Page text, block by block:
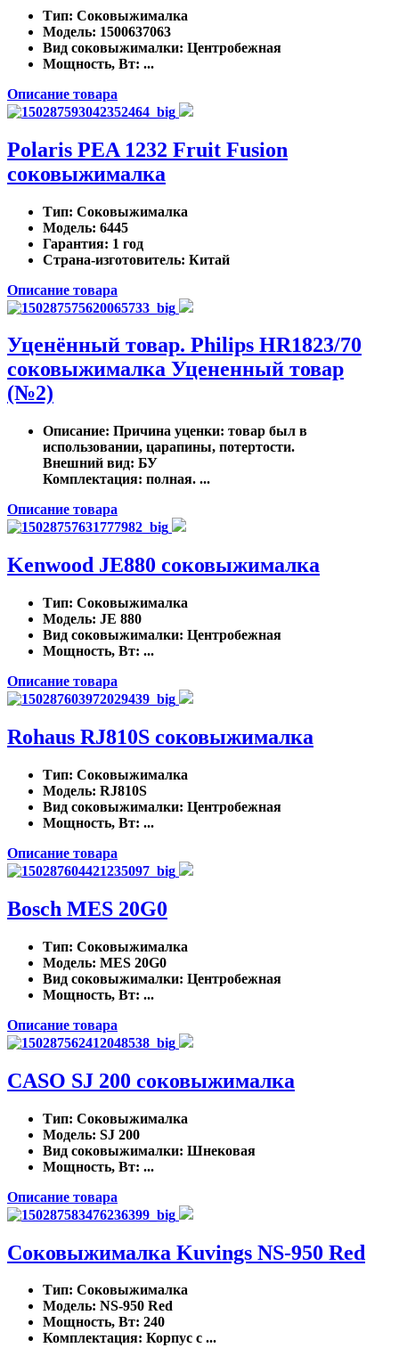
Тип: Соковыжималка
Модель: 1500637063
Вид соковыжималки: Центробежная
Мощность, Вт: ...
Описание товара
Polaris PEA 1232 Fruit Fusion
соковыжималка
Тип: Соковыжималка
Модель: 6445
Гарантия: 1 год
Страна-изготовитель: Китай
Описание товара
Уценённый товар. Philips HR1823/70
соковыжималка Уцененный товар
(№2)
Описание: Причина уценки: товар был в
использовании, царапины, потертости.
Внешний вид: БУ
Комплектация: полная. ...
Описание товара
Kenwood JE880 соковыжималка
Тип: Соковыжималка
Модель: JE 880
Вид соковыжималки: Центробежная
Мощность, Вт: ...
Описание товара
Rohaus RJ810S соковыжималка
Тип: Соковыжималка
Модель: RJ810S
Вид соковыжималки: Центробежная
Мощность, Вт: ...
Описание товара
Bosch MES 20G0
Тип: Соковыжималка
Модель: MES 20G0
Вид соковыжималки: Центробежная
Мощность, Вт: ...
Описание товара
CASO SJ 200 соковыжималка
Тип: Соковыжималка
Модель: SJ 200
Вид соковыжималки: Шнековая
Мощность, Вт: ...
Описание товара
Соковыжималка Kuvings NS-950 Red
Тип: Соковыжималка
Модель: NS-950 Red
Мощность, Вт: 240
Комплектация: Корпус с ...